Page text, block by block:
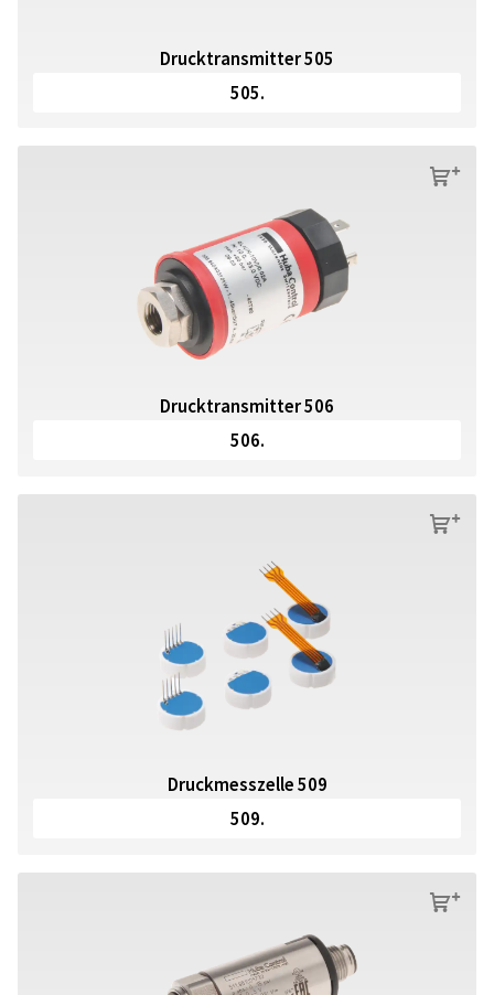
Drucktransmitter 505
505.
s
Drucktransmitter 506
506.
s
Druckmesszelle 509
509.
s